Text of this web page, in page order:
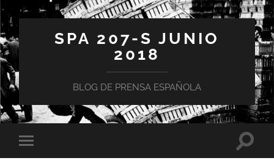
SPA 207-S JUNIO
2018
BLOG DE PRENSA ESPAÑOLA
Toggle
mobile
Toggle